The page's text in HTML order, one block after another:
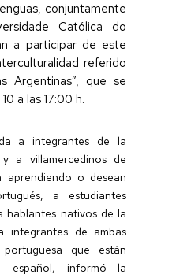
conjuntamente
Católica do
a participar de este
referido
Argentinas”, que se
a las 17:00 h.
a integrantes de la
a villamercedinos de
aprendiendo o desean
a estudiantes
hablantes nativos de la
integrantes de ambas
que están
español, informó la